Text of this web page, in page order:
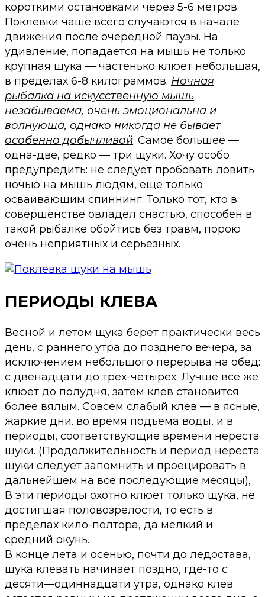
короткими остановками через 5-6 метров.
Поклевки чаше всего случаются в начале
движения после очередной паузы. На
удивление, попадается на мышь не только
крупная щука — частенько клюет небольшая,
в пределах 6-8 килограммов. Ночная
рыбалка на искусственную мышь
незабываема, очень эмоциональна и
волнующа, однако никогда не бывает
особенно добычливой. Самое большее —
одна-две, редко — три щуки. Хочу особо
предупредить: не следует пробовать ловить
ночью на мышь людям, еще только
осваивающим спиннинг. Только тот, кто в
совершенстве овладел снастью, способен в
такой рыбалке обойтись без травм, порою
очень неприятных и серьезных.
ПЕРИОДЫ КЛЕВА
Весной и летом щука берет практически весь
день, с раннего утра до позднего вечера, за
исключением небольшого перерыва на обед:
с двенадцати до трех-четырех. Лучше все же
клюет до полудня, затем клев становится
более вялым. Совсем слабый клев — в ясные,
жаркие дни. во время подъема воды, и в
периоды, соответствующие времени нереста
щуки. (Продолжительность и период нереста
щуки следует запомнить и проецировать в
дальнейшем на все последующие месяцы),
В эти периоды охотно клюет только щука, не
достигшая половозрелости, то есть в
пределах кило-полтора, да мелкий и
средний окунь.
В конце лета и осенью, почти до ледостава,
щука клевать начинает поздно, где-то с
десяти—одиннадцати утра, однако клев